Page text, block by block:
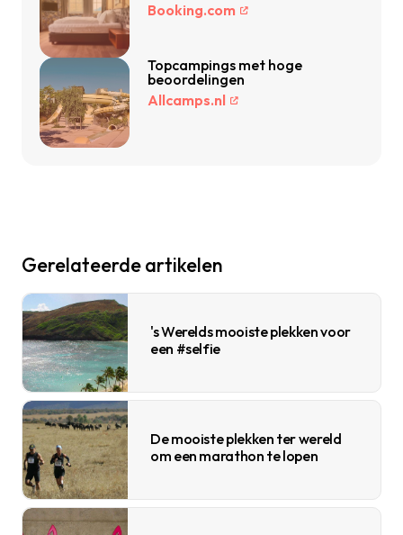
Booking.com
Topcampings met hoge
beoordelingen
Allcamps.nl
Gerelateerde artikelen
's Werelds mooiste plekken voor
een #selfie
De mooiste plekken ter wereld
om een marathon te lopen